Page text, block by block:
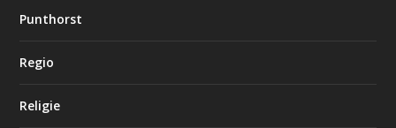
Punthorst
Regio
Religie